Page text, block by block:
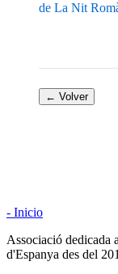
de La Nit
← Volver
- Inicio
Associació dedicada
d'Espanya des del